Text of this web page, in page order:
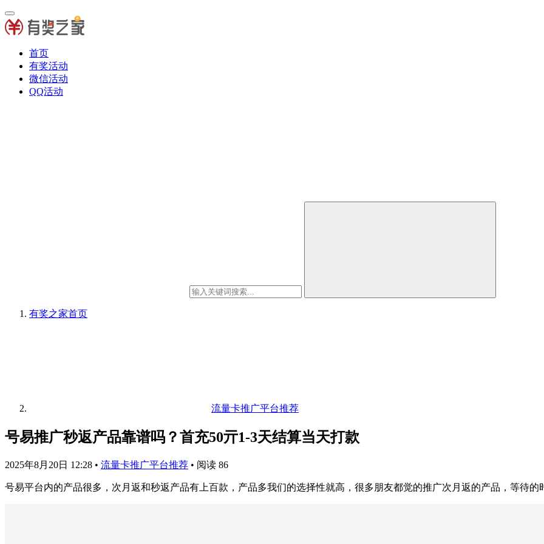
首页
有奖活动
微信活动
QQ活动
有奖之家首页
流量卡推广平台推荐
号易推广秒返产品靠谱吗？首充50亓1-3天结算当天打款
2025年8月20日 12:28 • 流量卡推广平台推荐 • 阅读 86
号易平台内的产品很多，次月返和秒返产品有上百款，产品多我们的选择性就高，很多朋友都觉的推广次月返的产品，等待的